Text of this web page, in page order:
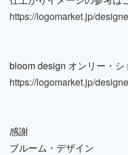
https://logomarket.jp/
bloom design オンリー・シ
https://logomarket.jp/
感謝
ブルーム・デザイン